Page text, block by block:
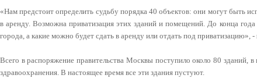
«Нам предстоит определить судьбу порядка 40 объектов: они могут быть
в аренду. Возможна приватизация этих зданий и помещений. До конца
города, а какие можно будет сдать в аренду или отдать под
Всего в распоряжение правительства Москвы поступило около 80 зданий,
здравоохранения. В настоящее время все эти здания пустуют.